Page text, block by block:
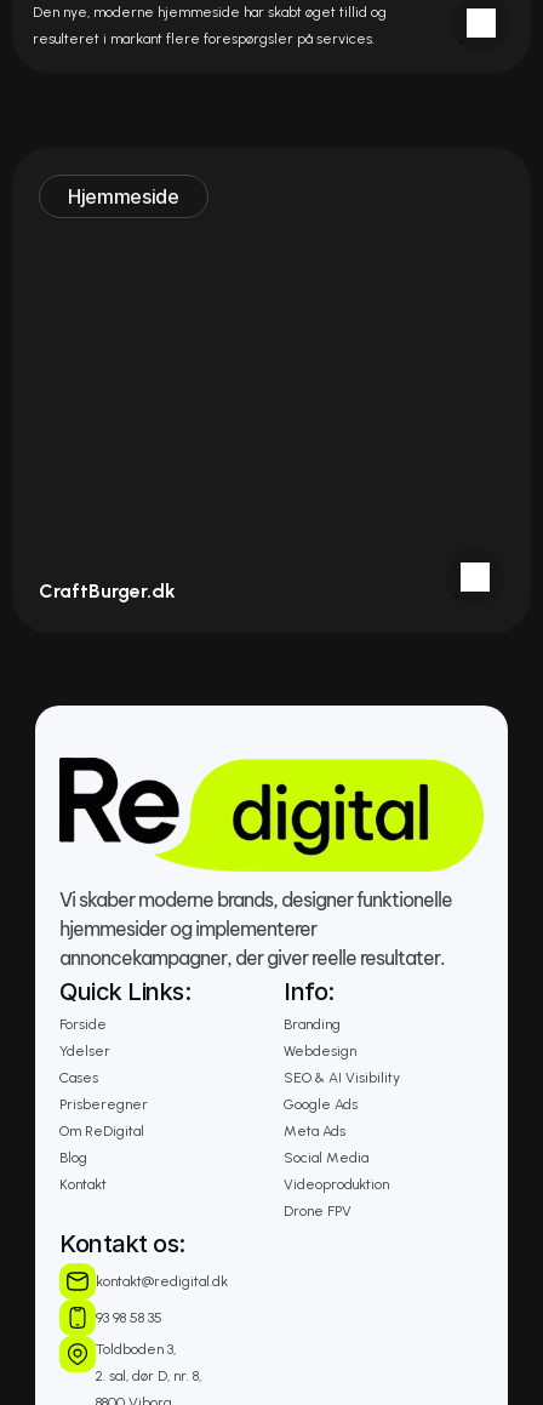
Hjemmeside
CraftBurger.dk
Den nye, moderne hjemmeside har skabt øget tillid og
resulteret i markant flere forespørgsler på services.
Vi skaber moderne brands, designer funktionelle
hjemmesider og implementerer
annoncekampagner, der giver reelle resultater.
Quick Links:
Forside
Ydelser
Cases
Prisberegner
Om ReDigital
Blog
Kontakt
Info:
Branding
Webdesign
SEO & AI Visibility
Google Ads
Meta Ads
Social Media
Videoproduktion
Drone FPV
Kontakt os:
kontakt@redigital.dk
93 98 58 35
Toldboden 3,
2. sal, dør D, nr. 8,